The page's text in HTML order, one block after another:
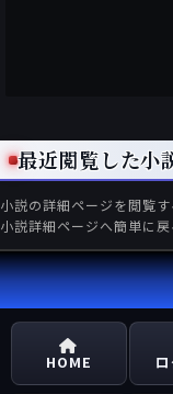
最近閲覧した小
小説の詳細ページを閲覧
小説詳細ページへ簡単に戻
HOME